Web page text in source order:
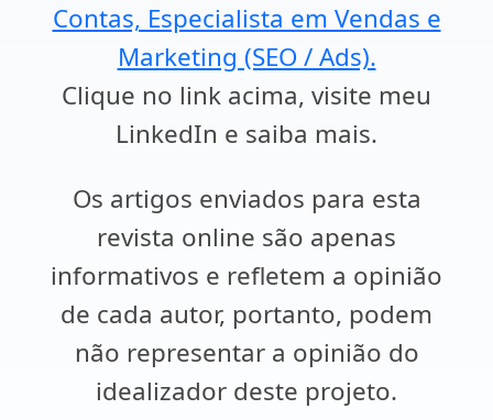
Contas, Especialista em Vendas e
Marketing (SEO / Ads).
Clique no link acima, visite meu
LinkedIn e saiba mais.
Os artigos enviados para esta
revista online são apenas
informativos e refletem a opinião
de cada autor, portanto, podem
não representar a opinião do
idealizador deste projeto.